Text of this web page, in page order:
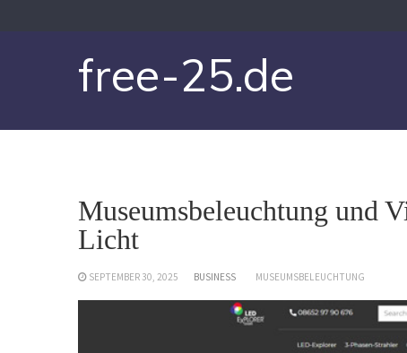
free-25.de
Museumsbeleuchtung und
Licht
SEPTEMBER 30, 2025 BUSINESS MUSEUMSBELEUCHTUNG